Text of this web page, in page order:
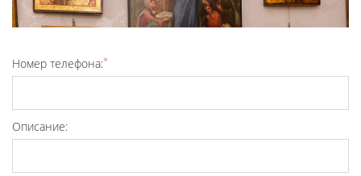
Номер телефона:*
Описание: